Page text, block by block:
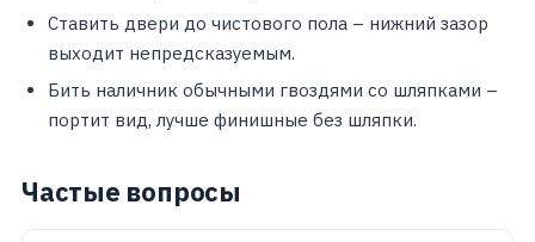
Ставить двери до чистового пола – нижний зазор
выходит непредсказуемым.
Бить наличник обычными гвоздями со шляпками –
портит вид, лучше финишные без шляпки.
Частые вопросы